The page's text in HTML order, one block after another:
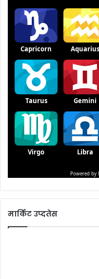
मार्किट उप्दतेस